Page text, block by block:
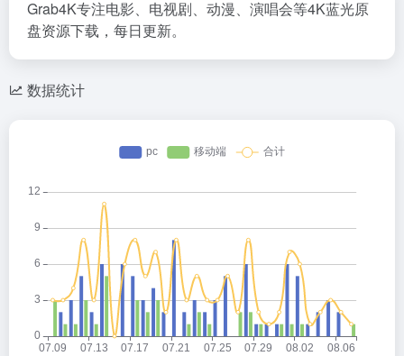
Grab4K专注电影、电视剧、动漫、演唱会等4K蓝光原
盘资源下载，每日更新。
数据统计